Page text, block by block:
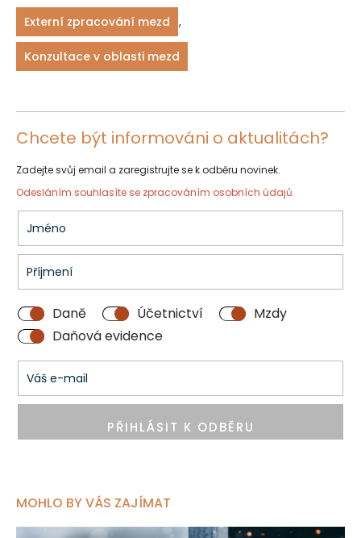
Externí zpracování mezd ,
Konzultace v oblasti mezd
Chcete být informováni o aktualitách?
Zadejte svůj email a zaregistrujte se k odběru novinek.
Odesláním souhlasíte se zpracováním osobních údajů.
Daně Účetnictví
Mzdy
Daňová evidence
PŘIHLÁSIT K ODBĚRU
MOHLO BY VÁS ZAJÍMAT